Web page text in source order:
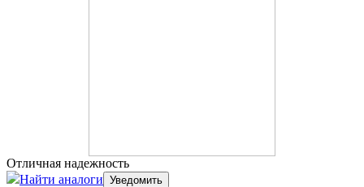
Отличная надежность
Найти аналоги